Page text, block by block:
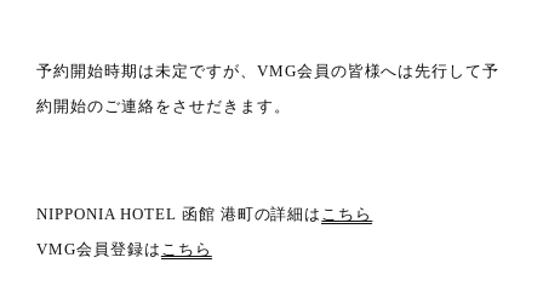
予約開始時期は未定ですが、VMG会員の皆様へは先行して予
約開始のご連絡をさせだきます。
NIPPONIA HOTEL 函館 港町の詳細は こちら
VMG会員登録は こちら